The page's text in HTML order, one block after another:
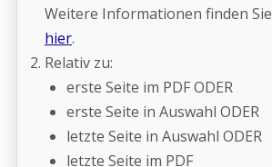
Weitere Informationen finden Sie
hier.
Relativ zu:
erste Seite im PDF ODER
erste Seite in Auswahl ODER
letzte Seite in Auswahl ODER
letzte Seite im PDF